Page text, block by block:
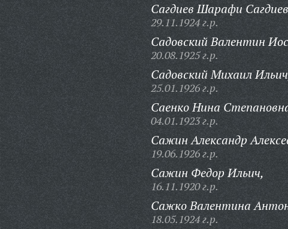
Сагдиев Шарафи
29.11.1924 г.р.
Садовский Валентин
20.08.1925 г.р.
Садовский Михаил
25.01.1926 г.р.
Саенко Нина
04.01.1923 г.р.
Сажин Александр
19.06.1926 г.р.
Сажин Федор Ильич,
16.11.1920 г.р.
Сажко Валентина
18.05.1924 г.р.